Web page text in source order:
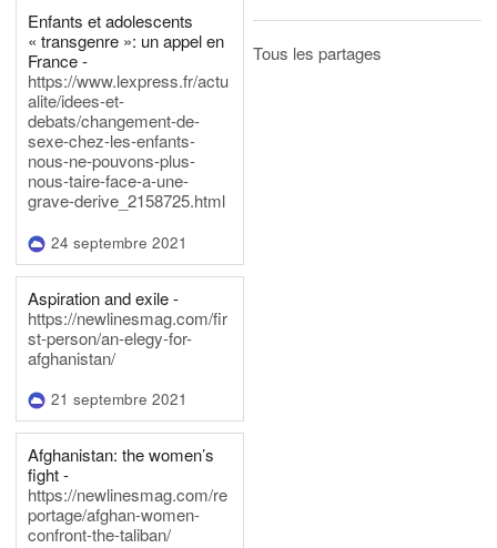
Enfants et adolescents
« transgenre »: un appel en
France -
https://www.lexpress.fr/actu
alite/idees-et-
debats/changement-de-
sexe-chez-les-enfants-
nous-ne-pouvons-plus-
nous-taire-face-a-une-
grave-derive_2158725.html
24 septembre 2021
Aspiration and exile -
https://newlinesmag.com/fir
st-person/an-elegy-for-
afghanistan/
21 septembre 2021
Afghanistan: the women’s
fight -
https://newlinesmag.com/re
portage/afghan-women-
confront-the-taliban/
Tous les partages